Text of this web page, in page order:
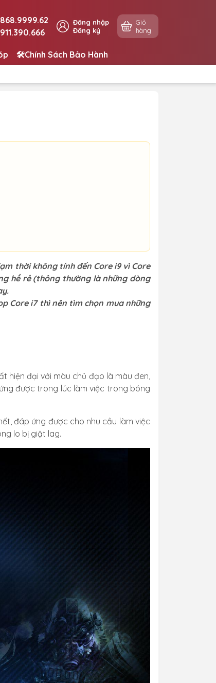
Đăng nhập
Đăng ký
Giỏ
hàng
🛠️Chính Sách Bảo Hành
thời không tính đến Core i9 vì Core
hề rẻ (thông thường là những dòng
Core i7 thì nên tìm chọn mua những
hiện đại với màu chủ đạo là màu đen,
được trong lúc làm việc trong bóng
đáp ứng được cho nhu cầu làm việc
lo bị giật lag.